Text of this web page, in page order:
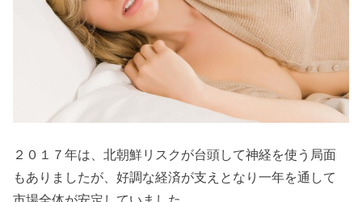
２０１７年は、北朝鮮リスクが台頭して神経を使う局面
もありましたが、好調な経済が支えとなり一年を通して